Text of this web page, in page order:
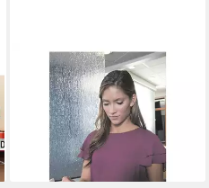
DYMO
Thermorolle S0722560, 300
Papier-Etiketten ablösbar,
B/L: 89/41 mm
ab 27,44 €
lieferbar - in 2-3 Werktagen bei dir